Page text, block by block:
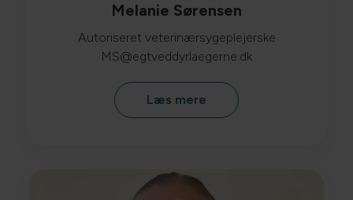
Melanie Sørensen
Autoriseret veterinærsygeplejerske
MS@egtveddyrlaegerne.dk
Læs mere